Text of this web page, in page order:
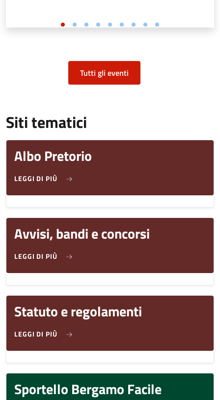
Tutti gli eventi
Siti tematici
Albo Pretorio
LEGGI DI PIÙSU ALBO PRETORIO
Avvisi, bandi e concorsi
LEGGI DI PIÙSU AVVISI, BANDI E CONCORSI
Statuto e regolamenti
LEGGI DI PIÙSU STATUTO E REGOLAMENTI
Sportello Bergamo Facile